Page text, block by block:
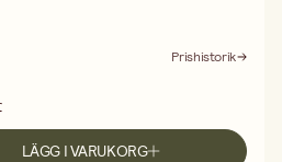
Prishistorik
LÄGG I VARUKORG